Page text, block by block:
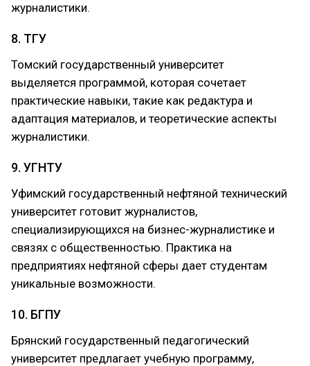
журналистики.
8. ТГУ
Томский государственный университет
выделяется программой, которая сочетает
практические навыки, такие как редактура и
адаптация материалов, и теоретические аспекты
журналистики.
9. УГНТУ
Уфимский государственный нефтяной технический
университет готовит журналистов,
специализирующихся на бизнес-журналистике и
связях с общественностью. Практика на
предприятиях нефтяной сферы дает студентам
уникальные возможности.
10. БГПУ
Брянский государственный педагогический
университет предлагает учебную программу,